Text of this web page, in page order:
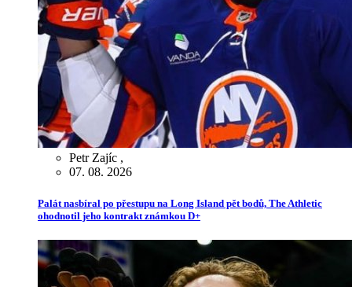
Petr Zajíc ,
07. 08. 2026
Palát nasbíral po přestupu na Long Island pět bodů, The Athletic
ohodnotil jeho kontrakt známkou D+